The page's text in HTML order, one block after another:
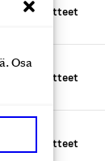
Osa
ja laitteet
ja laitteet
ja laitteet